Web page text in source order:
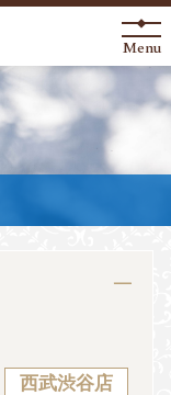
Menu
西武渋谷店